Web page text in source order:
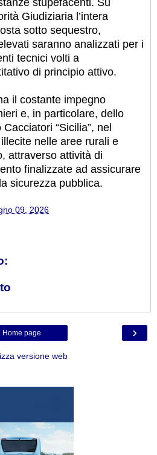
Giudiziaria l’intera
sotto sequestro,
saranno analizzati per i
tecnici volti a
di principio attivo.
il costante impegno
e, in particolare, dello
“Sicilia”, nel
nelle aree rurali e
attraverso attività di
finalizzate ad assicurare
sicurezza pubblica.
09, 2026
›
Home page
versione web